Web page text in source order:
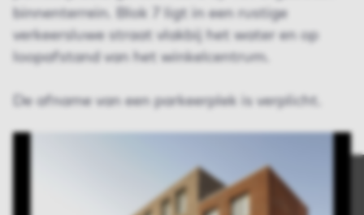
binnenterrein. Blok 7 ligt in een rustige
verkeersluwe straat vlakbij het water en op
loopafstand van het winkelcentrum.
De afname van een parkeerplek is verplicht.